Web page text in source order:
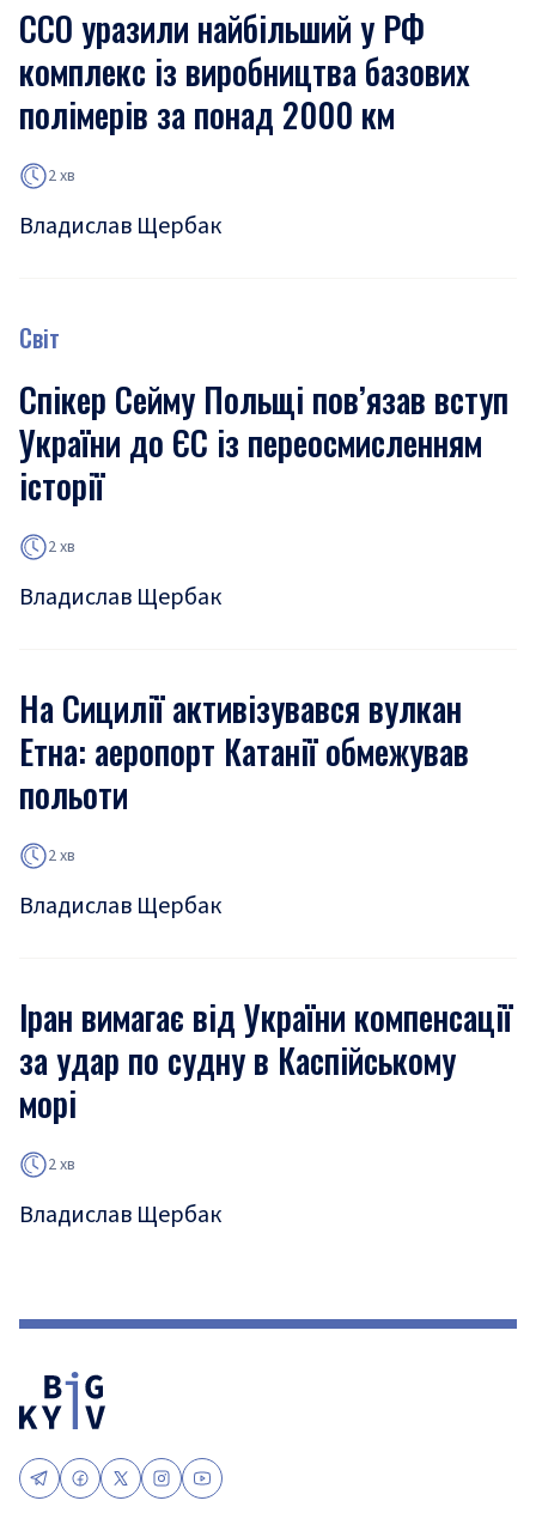
ССО уразили найбільший у РФ
комплекс із виробництва базових
полімерів за понад 2000 км
2 хв
Владислав Щербак
Світ
Спікер Сейму Польщі пов’язав вступ
України до ЄС із переосмисленням
історії
2 хв
Владислав Щербак
На Сицилії активізувався вулкан
Етна: аеропорт Катанії обмежував
польоти
2 хв
Владислав Щербак
Іран вимагає від України компенсації
за удар по судну в Каспійському
морі
2 хв
Владислав Щербак